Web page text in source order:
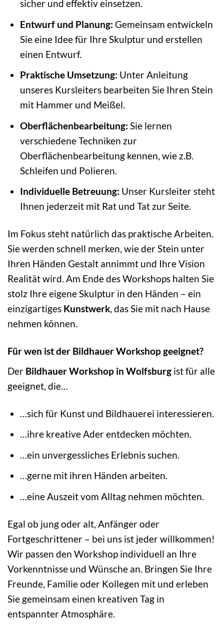
sicher und effektiv einsetzen.
Entwurf und Planung: Gemeinsam entwickeln
Sie eine Idee für Ihre Skulptur und erstellen
einen Entwurf.
Praktische Umsetzung: Unter Anleitung
unseres Kursleiters bearbeiten Sie Ihren Stein
mit Hammer und Meißel.
Oberflächenbearbeitung: Sie lernen
verschiedene Techniken zur
Oberflächenbearbeitung kennen, wie z.B.
Schleifen und Polieren.
Individuelle Betreuung: Unser Kursleiter steht
Ihnen jederzeit mit Rat und Tat zur Seite.
Im Fokus steht natürlich das praktische Arbeiten.
Sie werden schnell merken, wie der Stein unter
Ihren Händen Gestalt annimmt und Ihre Vision
Realität wird. Am Ende des Workshops halten Sie
stolz Ihre eigene Skulptur in den Händen – ein
einzigartiges Kunstwerk, das Sie mit nach Hause
nehmen können.
Für wen ist der Bildhauer Workshop geeignet?
Der Bildhauer Workshop in Wolfsburg ist für alle
geeignet, die…
…sich für Kunst und Bildhauerei interessieren.
…ihre kreative Ader entdecken möchten.
…ein unvergessliches Erlebnis suchen.
…gerne mit ihren Händen arbeiten.
…eine Auszeit vom Alltag nehmen möchten.
Egal ob jung oder alt, Anfänger oder
Fortgeschrittener – bei uns ist jeder willkommen!
Wir passen den Workshop individuell an Ihre
Vorkenntnisse und Wünsche an. Bringen Sie Ihre
Freunde, Familie oder Kollegen mit und erleben
Sie gemeinsam einen kreativen Tag in
entspannter Atmosphäre.